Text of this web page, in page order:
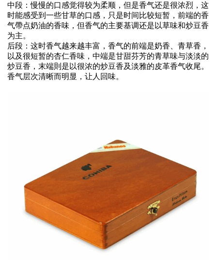
中段：慢慢的口感觉得较为柔顺，但是香气还是很浓烈，这
时能感受到一些甘草的口感，只是时间比较短暂，前端的香
气帶点奶油的香味，但香气的主要基调还是以草味和炒豆香
为主。
后段：这时香气越来越丰富，香气的前端是奶香、青草香，
以及很短暂的杏仁香味，中端是甘甜芬芳的青草味与淡淡的
炒豆香，末端則是以很浓的炒豆香及淡雅的皮革香气收尾。
香气层次清晰而明显，让人回味。